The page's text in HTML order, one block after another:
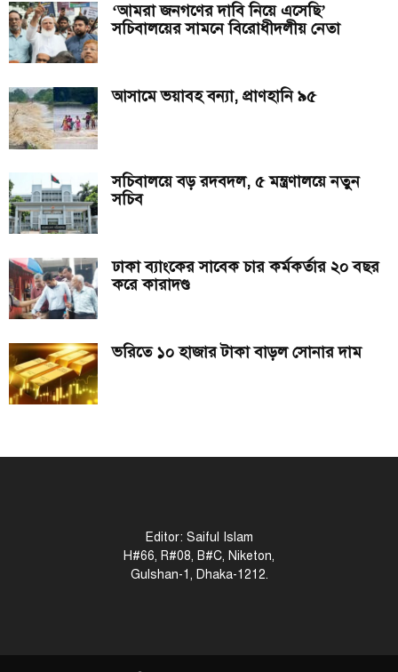
‘আমরা জনগণের দাবি নিয়ে এসেছি’
সচিবালয়ের সামনে বিরোধীদলীয় নেতা
আসামে ভয়াবহ বন্যা, প্রাণহানি ৯৫
সচিবালয়ে বড় রদবদল, ৫ মন্ত্রণালয়ে নতুন
সচিব
ঢাকা ব্যাংকের সাবেক চার কর্মকর্তার ২০ বছর
করে কারাদণ্ড
ভরিতে ১০ হাজার টাকা বাড়ল সোনার দাম
Editor: Saiful Islam
H#66, R#08, B#C, Niketon,
Gulshan-1, Dhaka-1212.